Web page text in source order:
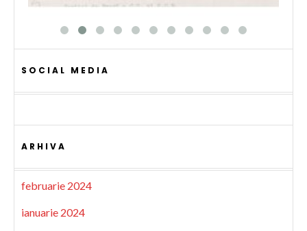
SOCIAL MEDIA
ARHIVA
februarie 2024
ianuarie 2024